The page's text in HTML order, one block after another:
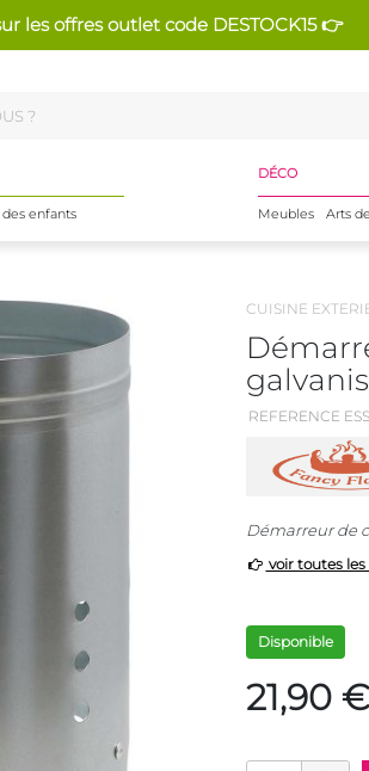
les offres outlet code DESTOCK15 👉
enfants
DÉCO
Meubles Arts
CUISINE
REFERENCE
Démarreur de
voir toutes
Disponible
21,90 €